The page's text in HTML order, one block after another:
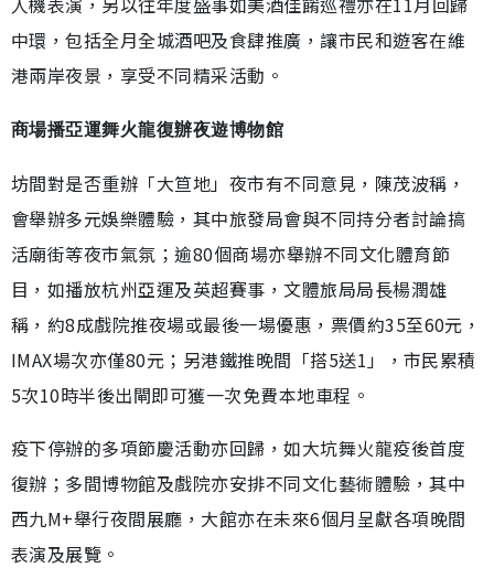
中環，包括全月全城酒吧及食肆推廣，讓市民和遊客在維
港兩岸夜景，享受不同精采活動。
商場播亞運舞火龍復辦夜遊博物館
坊間對是否重辦「大笪地」夜市有不同意見，陳茂波稱，
會舉辦多元娛樂體驗，其中旅發局會與不同持分者討論搞
活廟街等夜市氣氛；逾80個商場亦舉辦不同文化體育節
目，如播放杭州亞運及英超賽事，文體旅局局長楊潤雄
稱，約8成戲院推夜場或最後一場優惠，票價約35至60元，
IMAX場次亦僅80元；另港鐵推晚間「搭5送1」，市民累積
5次10時半後出閘即可獲一次免費本地車程。
疫下停辦的多項節慶活動亦回歸，如大坑舞火龍疫後首度
復辦；多間博物館及戲院亦安排不同文化藝術體驗，其中
西九M+舉行夜間展廳，大館亦在未來6個月呈獻各項晚間
表演及展覽。